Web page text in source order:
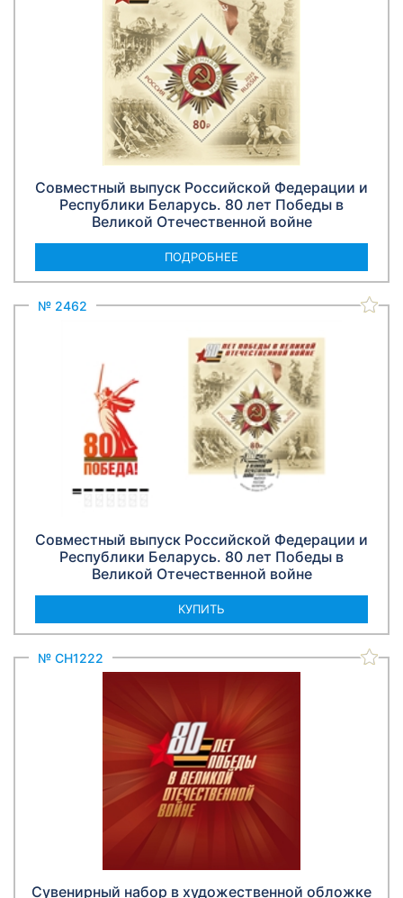
Совместный выпуск Российской Федерации и
Республики Беларусь. 80 лет Победы в
Великой Отечественной войне
ПОДРОБНЕЕ
№ 2462
Совместный выпуск Российской Федерации и
Республики Беларусь. 80 лет Победы в
Великой Отечественной войне
КУПИТЬ
№ СН1222
Сувенирный набор в художественной обложке